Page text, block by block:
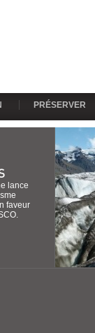
PRÉSERVER
lance
faveur